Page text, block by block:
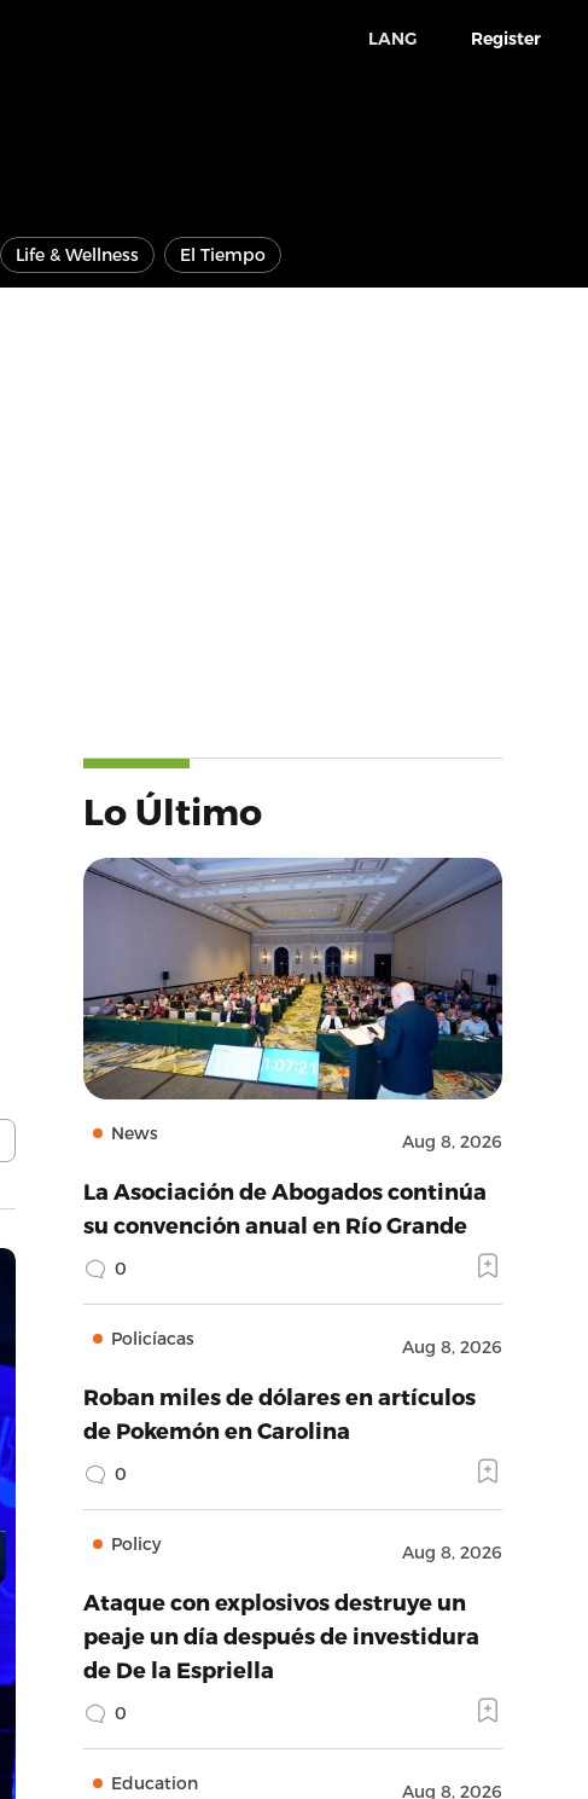
LANG Register
Life & Wellness El Tiempo
Lo Último
News Aug 8, 2026
La Asociación de Abogados continúa
su convención anual en Río Grande
0
Policíacas Aug 8, 2026
Roban miles de dólares en artículos
de Pokemón en Carolina
0
Policy Aug 8, 2026
Ataque con explosivos destruye un
peaje un día después de investidura
de De la Espriella
0
Education Aug 8, 2026